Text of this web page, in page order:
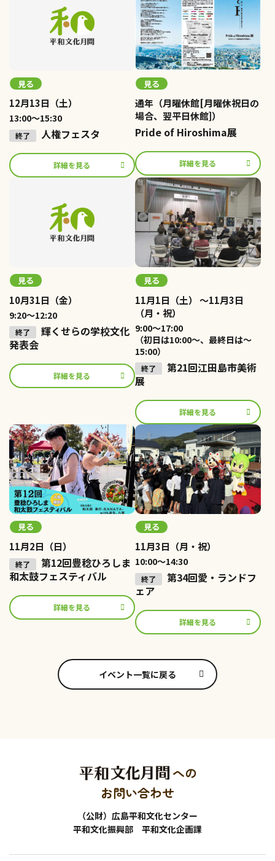
見る
12月13日（土）
13:00～15:30
人権フェスタ
詳細を見る
見る
通年（月曜休館[月曜休祝日の
場合、翌平日休館]）
Pride of Hiroshima展
詳細を見る
見る
10月31日（金）
9:20～12:20
輝くせらの学校文化
発表会
詳細を見る
見る
11月1日（土） ～11月3日
（月・祝）
9:00～17:00
（初日は10:00～、最終日は～
15:00）
第21回江田島市美術
展
詳細を見る
見る
11月2日（日）
第12回豊稔ひろしま
和太鼓フェスティバル
詳細を見る
見る
11月3日（月・祝）
10:00～14:30
第34回愛・ランドフ
ェア
詳細を見る
イベント一覧に戻る
への
お問い合わせ
（公財）広島平和文化センター
平和文化振興部 平和文化企画課